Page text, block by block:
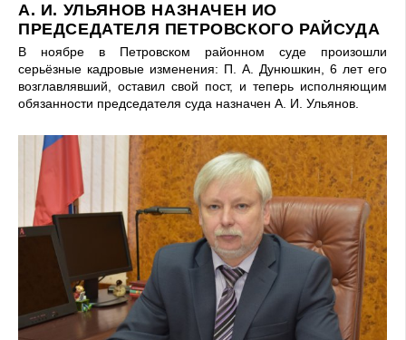
А. И. УЛЬЯНОВ НАЗНАЧЕН ИО
ПРЕДСЕДАТЕЛЯ ПЕТРОВСКОГО РАЙСУДА
В ноябре в Петровском районном суде произошли
серьёзные кадровые изменения: П. А. Дунюшкин, 6 лет его
возглавлявший, оставил свой пост, и теперь исполняющим
обязанности председателя суда назначен А. И. Ульянов.